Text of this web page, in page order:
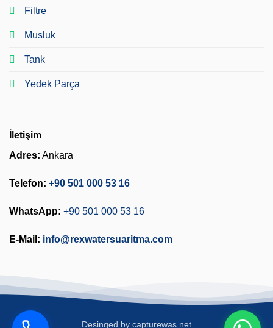
Filtre
Musluk
Tank
Yedek Parça
İletişim
Adres: Ankara
Telefon: +90 501 000 53 16
WhatsApp: +90 501 000 53 16
E-Mail: info@rexwatersuaritma.com
Desinged by capturewas.net